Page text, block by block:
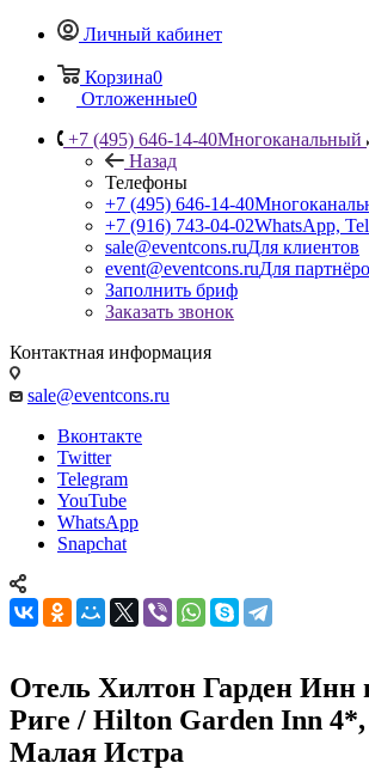
Личный кабинет
Корзина0
Отложенные0
+7 (495) 646-14-40Многоканальный
Назад
Телефоны
+7 (495) 646-14-40
+7 (916) 743-04-02WhatsApp,
sale@eventcons.ruДля клиентов
event@eventcons.ruДля
Заполнить бриф
Заказать звонок
Контактная информация
sale@eventcons.ru
Вконтакте
Twitter
Telegram
YouTube
WhatsApp
Snapchat
Отель Хилтон Гарден Инн
Риге / Hilton Garden Inn 4*,
Малая Истра